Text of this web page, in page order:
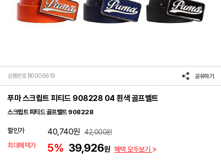
상품번호 B0006619 공유하기
푸마 스크립트 피티드 908228 04 흰색 골프벨트
스크립트 피티드 골프벨트 908228
할인가 40,740원 42,000원
최대혜택가
5% 39,926원 혜택 모두보기